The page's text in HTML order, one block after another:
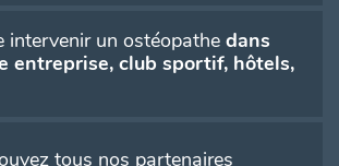
intervenir un ostéopathe dans
entreprise, club sportif, hôtels,
tous nos partenaires